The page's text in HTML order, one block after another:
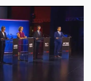
黨派、取前2名晉級
與民主黨前衛生部長
也為期中選舉增添